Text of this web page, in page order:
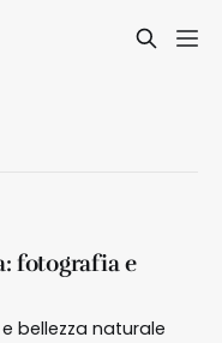
fotografia e
bellezza naturale